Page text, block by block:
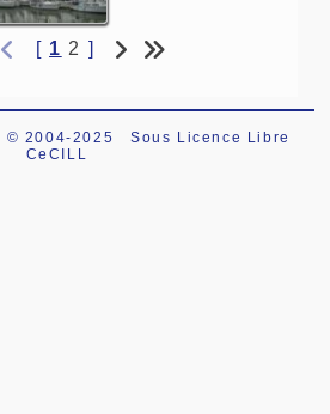
[ 1 2 ]
© 2004-2025
Sous Licence Libre
CeCILL